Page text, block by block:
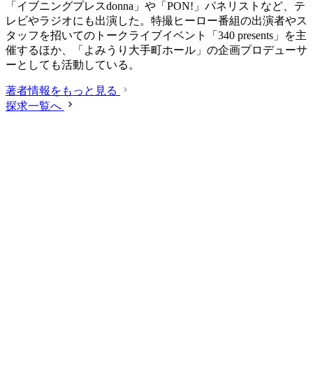
「イブニングプレスdonna」や「PON!」パネリストなど、テ
レビやラジオにも出演した。特撮ヒーロー番組の出演者やス
タッフを招いてのトークライブイベント「340 presents」を主
催するほか、「よみうり大手町ホール」の企画プロデューサ
ーとしても活動している。
著者情報をもっと見る
探求一覧へ